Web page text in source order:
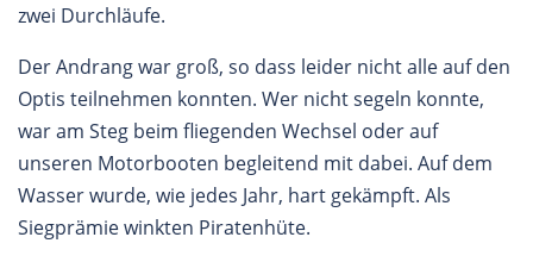
zwei Durchläufe.
Der Andrang war groß, so dass leider nicht alle auf den
Optis teilnehmen konnten. Wer nicht segeln konnte,
war am Steg beim fliegenden Wechsel oder auf
unseren Motorbooten begleitend mit dabei. Auf dem
Wasser wurde, wie jedes Jahr, hart gekämpft. Als
Siegprämie winkten Piratenhüte.